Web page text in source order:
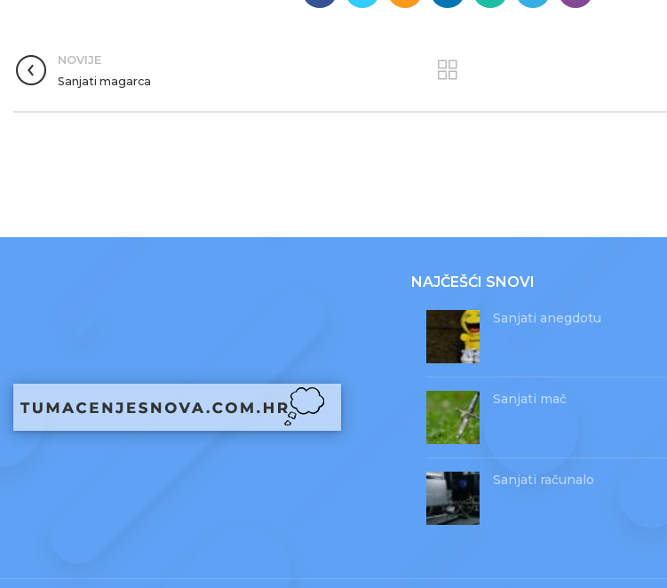
NOVIJE
Sanjati magarca
NAJČEŠĆI SNOVI
Sanjati anegdotu
Sanjati mač
Sanjati računalo